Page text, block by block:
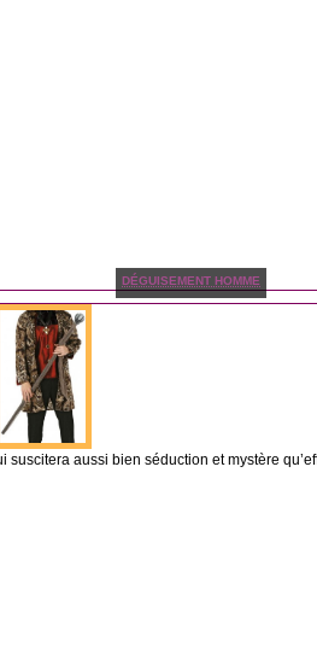
DÉGUISEMENT HOMME
aussi bien séduction et mystère